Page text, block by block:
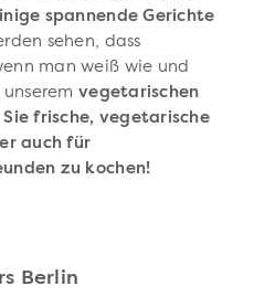
spannende Gerichte
sehen, dass
man weiß wie und
unseremvegetarischen
frische, vegetarische
auch für
zu kochen!
Berlin